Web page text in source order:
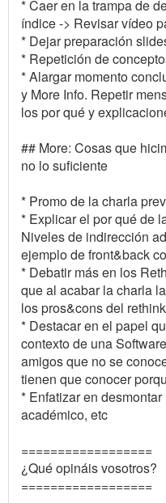
* Caer en la trampa de
índice -> Revisar vídeo
* Dejar preparación
* Repetición de
* Alargar momento
y More Info. Repetir
los por qué y
## More: Cosas que
no lo suficiente
* Promo de la charla
* Explicar el por qué de
Niveles de indirección
ejemplo de front&back
* Debatir más en los
que al acabar la charla
los pros&cons del
* Destacar en el papel
contexto de una
amigos que no se
tienen que conocer
* Enfatizar en
académico, etc
==================
¿Qué opináis vosotros?
==================